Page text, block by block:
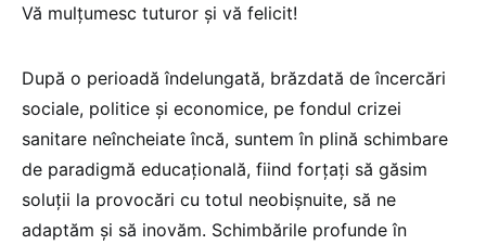
Vă mulțumesc tuturor și vă felicit!
După o perioadă îndelungată, brăzdată de încercări
sociale, politice și economice, pe fondul crizei
sanitare neîncheiate încă, suntem în plină schimbare
de paradigmă educațională, fiind forțați să găsim
soluții la provocări cu totul neobișnuite, să ne
adaptăm și să inovăm. Schimbările profunde în